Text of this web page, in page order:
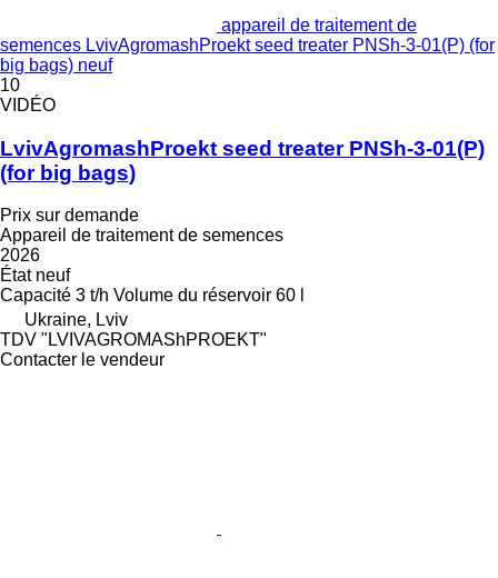
appareil de traitement de
semences LvivAgromashProekt seed treater PNSh-3-01(P) (for
big bags) neuf
10
VIDÉO
LvivAgromashProekt seed treater PNSh-3-01(P)
(for big bags)
Prix sur demande
Appareil de traitement de semences
2026
Étatneuf
Capacité 3 t/h Volume du réservoir 60 l
Ukraine, Lviv
TDV "LVIVAGROMAShPROEKT"
Contacter le vendeur